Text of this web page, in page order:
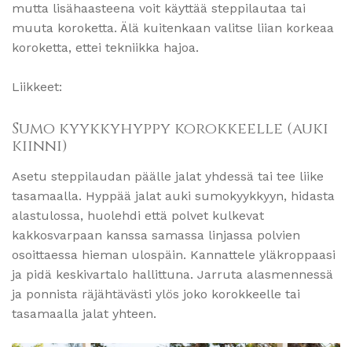
mutta lisähaasteena voit käyttää steppilautaa tai
muuta koroketta. Älä kuitenkaan valitse liian korkeaa
koroketta, ettei tekniikka hajoa.
Liikkeet:
Sumo kyykkyhyppy korokkeelle (auki
kiinni)
Asetu steppilaudan päälle jalat yhdessä tai tee liike
tasamaalla. Hyppää jalat auki sumokyykkyyn, hidasta
alastulossa, huolehdi että polvet kulkevat
kakkosvarpaan kanssa samassa linjassa polvien
osoittaessa hieman ulospäin. Kannattele yläkroppaasi
ja pidä keskivartalo hallittuna. Jarruta alasmennessä
ja ponnista räjähtävästi ylös joko korokkeelle tai
tasamaalla jalat yhteen.